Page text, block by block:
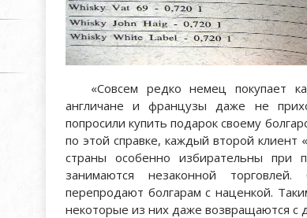
«Совсем редко немец покупает
англичане и французы даже не
попросили купить подарок своему
по этой справке, каждый второй клиент
страны особенно избирательны
занимаются незаконной
перепродают болгарам с наценкой.
некоторые из них даже возвращаются с